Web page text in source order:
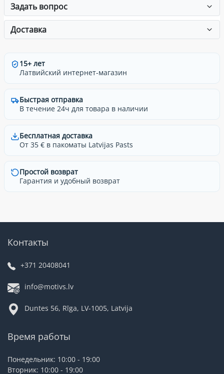
Задать вопрос
Доставка
15+ лет
Латвийский интернет-магазин
Быстрая отправка
В течение 24ч для товара в наличии
Бесплатная доставка
От 35 € в пакоматы Latvijas Pasts
Простой возврат
Гарантия и удобный возврат
Контакты
+371 20408041
info@motivs.lv
Duntes 56, Rīga, LV-1005, Latvija
Время работы
Понедельник: 10:00 - 19:00
Вторник: 10:00 - 19:00